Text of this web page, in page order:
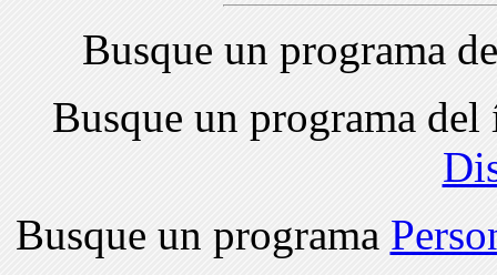
Busque un programa
Busque un programa
Busque un programa